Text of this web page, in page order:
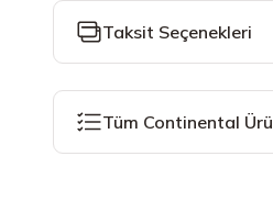
Taksit Seçenekleri
Tüm Continental